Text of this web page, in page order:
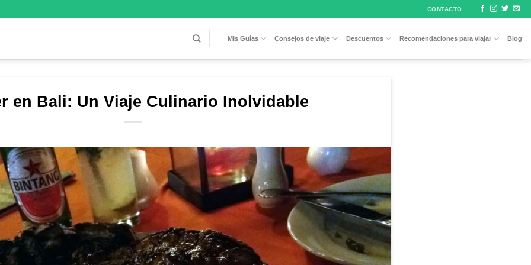
CONTACTO
Mis Guías Consejos de viaje Descuentos Recomendaciones para viajar Blog
en Bali: Un Viaje Culinario Inolvidable